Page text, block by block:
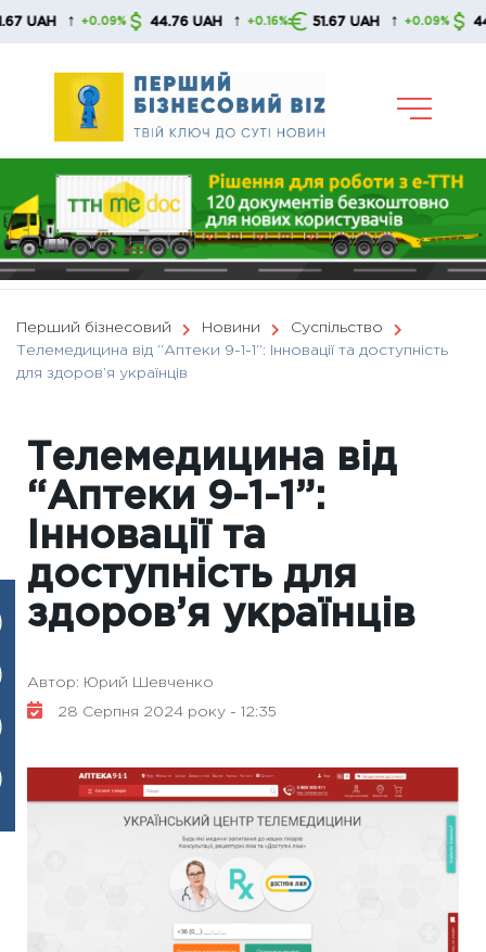
Skip
↑ +0.09% 44.76 UAH ↑ +0.16% 51.67 UAH ↑ +0.09% 44.76 UAH
Перший бізнесовий Новини
Суспільство
Телемедицина від “Аптеки 9-1-1”: Інновації та доступність
для здоров’я українців
Телемедицина від
“Аптеки 9-1-1”:
Інновації та
доступність для
здоров’я українців
Автор: Юрий Шевченко
28 Серпня 2024 року - 12:35